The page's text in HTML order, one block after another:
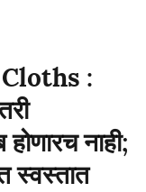
:
नाही;
स्वस्तात